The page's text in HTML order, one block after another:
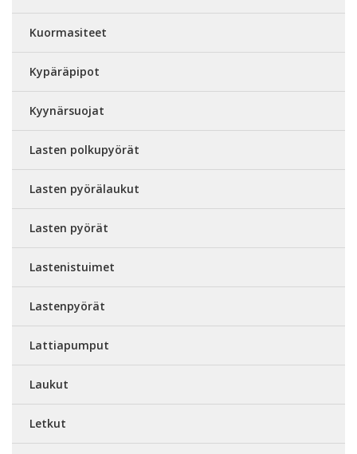
Kuormasiteet
Kypäräpipot
Kyynärsuojat
Lasten polkupyörät
Lasten pyörälaukut
Lasten pyörät
Lastenistuimet
Lastenpyörät
Lattiapumput
Laukut
Letkut